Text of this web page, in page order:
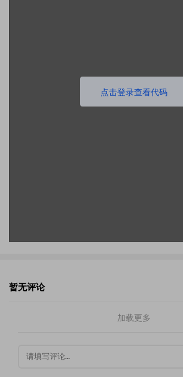
点击登录查看代码
暂无评论
加载更多